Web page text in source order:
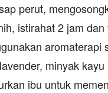
perut,
istirahat 2 jam dan
aromaterapi
minyak kayu
ibu untuk